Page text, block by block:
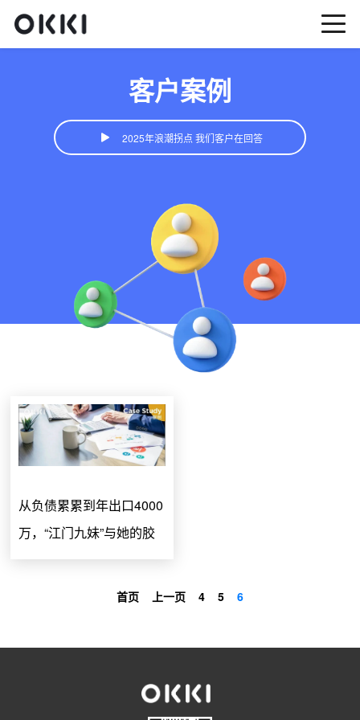
客户案例
2025年浪潮拐点 我们客户在回答
从负债累累到年出口4000
万，“江门九妹”与她的胶
带外贸江湖
首页 上一页 4 5 6